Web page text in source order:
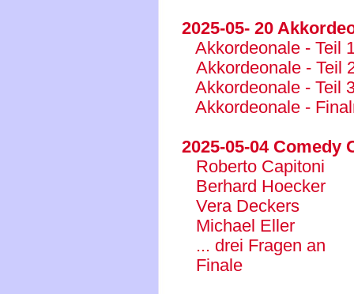
2025-05- 20
Akkordeonale - Teil
Akkordeonale - Teil
Akkordeonale - Teil
Akkordeonale -
2025-05-04 Comedy
Roberto Capitoni
Berhard Hoecker
Vera Deckers
Michael Eller
... drei Fragen an
Finale